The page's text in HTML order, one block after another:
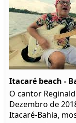
Itacaré beach -
O cantor
Dezembro de
Itacaré-Bahia,